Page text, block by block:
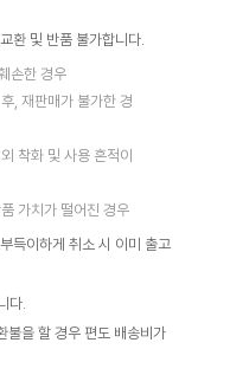
환 및 반품 불가합니다.
손한 경우
, 재판매가 불가한 경
착화 및 사용 흔적이
가치가 떨어진 경우
득이하게 취소 시 이미 출고
다.
불을 할 경우 편도 배송비가